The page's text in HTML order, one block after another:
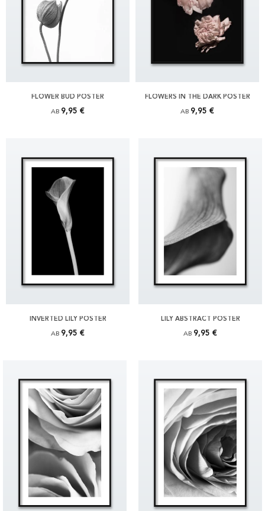
FLOWER BUD POSTER
AB 9,95 €
FLOWERS IN THE DARK POSTER
AB 9,95 €
INVERTED LILY POSTER
AB 9,95 €
LILY ABSTRACT POSTER
AB 9,95 €